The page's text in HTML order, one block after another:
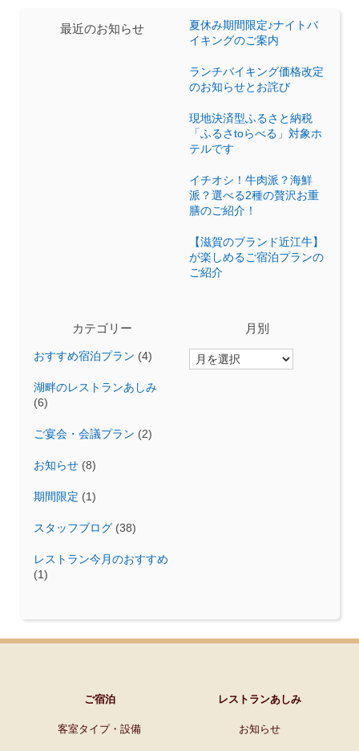
最近のお知らせ
夏休み期間限定♪ナイトバ
イキングのご案内
ランチバイキング価格改定
のお知らせとお詫び
現地決済型ふるさと納税
「ふるさtoらべる」対象ホ
テルです
イチオシ！牛肉派？海鮮
派？選べる2種の贅沢お重
膳のご紹介！
【滋賀のブランド近江牛】
が楽しめるご宿泊プランの
ご紹介
カテゴリー
おすすめ宿泊プラン (4)
湖畔のレストランあしみ
(6)
ご宴会・会議プラン (2)
お知らせ (8)
期間限定 (1)
スタッフブログ (38)
レストラン今月のおすすめ
(1)
月別
ご宿泊
客室タイプ・設備
レストランあしみ
お知らせ